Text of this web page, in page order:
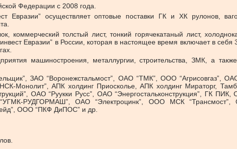
Федерации с 2008 года.
Евразии” осуществляет оптовые поставки ГК и ХК рулонов,
коммерческий толстый лист, тонкий горячекатаный лист,
Евразии” в России, которая в настоящее время включает в
машиностроения, металлургии, строительства, ЗМК, а
ЗАО “Воронежстальмост”, ОАО “ТМК”, ООО “Агрисовгаз”,
АПК холдинг Приосколье, АПК холдинг Мираторг,
ОАО “Руукки Русс”, ОАО “Энергостальконструкция”, ГК
РУДГОРМАШ”, ОАО “Электроцинк”, ООО МСК
ООО “ПКФ ДиПОС” и др.